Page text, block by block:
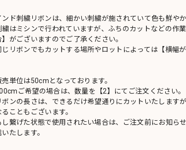
ンド刺繍リボンは、細かい刺繍が施されていて色も鮮やか
繍はミシンで行われていますが、ふちのカットなどの作
】がございますのでご了承ください。
じリボンでもカットする場所やロットによっては【横幅
売単位は50cmとなっております。
ご希望の場合は、数量を【2】にてご注文ください。
ボンの長さは、できるだけ希望通りにカットいたします
ることもございます。
し繋げた状態で使用されたい場合は、ご注文前にお知ら
いたします。